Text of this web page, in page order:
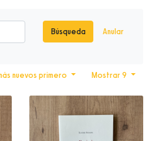
Búsqueda Anular
Mostrar 9
nuevos primero